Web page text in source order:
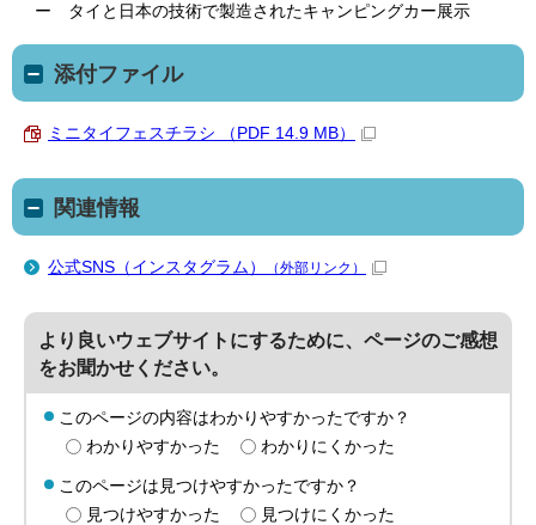
ー タイと日本の技術で製造されたキャンピングカー展示
添付ファイル
ミニタイフェスチラシ （PDF 14.9 MB）
関連情報
公式SNS（インスタグラム） （外部リンク）
より良いウェブサイトにするために、ページのご感想
をお聞かせください。
このページの内容はわかりやすかったですか？
わかりやすかった
わかりにくかった
このページは見つけやすかったですか？
見つけやすかった
見つけにくかった